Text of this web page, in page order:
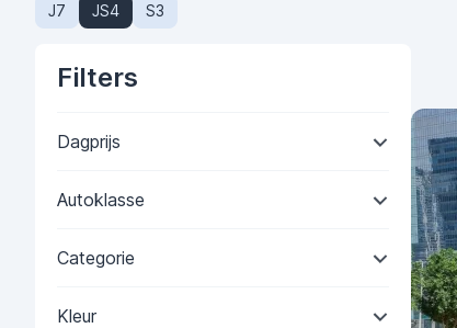
J7 JS4 S3
Filters
Dagprijs
Autoklasse
Categorie
Kleur